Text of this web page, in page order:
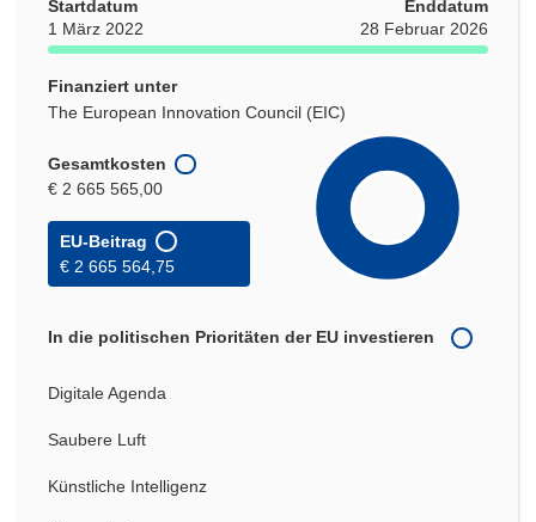
Startdatum
1 März 2022
Enddatum
28 Februar 2026
Finanziert unter
The European Innovation Council (EIC)
Gesamtkosten
€ 2 665 565,00
EU-Beitrag
€ 2 665 564,75
In die politischen Prioritäten der EU investieren
Digitale Agenda
Saubere Luft
Künstliche Intelligenz